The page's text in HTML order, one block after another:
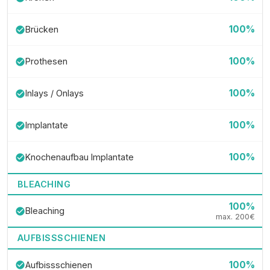
check_circleBrücken 100%
check_circleProthesen 100%
check_circleInlays / Onlays 100%
check_circleImplantate 100%
check_circleKnochenaufbau Implantate 100%
BLEACHING
check_circleBleaching 100%
max. 200€
AUFBISSSCHIENEN
check_circleAufbissschienen 100%